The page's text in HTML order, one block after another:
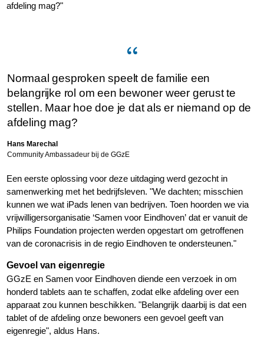
afdeling mag?"
Normaal gesproken speelt de familie een
belangrijke rol om een bewoner weer gerust te
stellen. Maar hoe doe je dat als er niemand op de
afdeling mag?
Hans Marechal
Community Ambassadeur bij de GGzE
Een eerste oplossing voor deze uitdaging werd gezocht in
samenwerking met het bedrijfsleven. "We dachten; misschien
kunnen we wat iPads lenen van bedrijven. Toen hoorden we via
vrijwilligersorganisatie ‘Samen voor Eindhoven’ dat er vanuit de
Philips Foundation projecten werden opgestart om getroffenen
van de coronacrisis in de regio Eindhoven te ondersteunen."
Gevoel van eigenregie
GGzE en Samen voor Eindhoven diende een verzoek in om
honderd tablets aan te schaffen, zodat elke afdeling over een
apparaat zou kunnen beschikken. "Belangrijk daarbij is dat een
tablet of de afdeling onze bewoners een gevoel geeft van
eigenregie", aldus Hans.